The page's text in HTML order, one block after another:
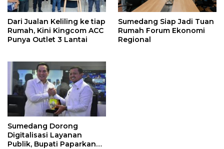
Dari Jualan Keliling ke tiap
Rumah, Kini Kingcom ACC
Punya Outlet 3 Lantai
Sumedang Siap Jadi Tuan
Rumah Forum Ekonomi
Regional
Sumedang Dorong
Digitalisasi Layanan
Publik, Bupati Paparkan